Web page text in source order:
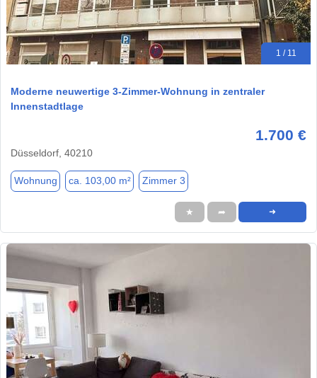
1 / 11
Moderne neuwertige 3-Zimmer-Wohnung in zentraler
Innenstadtlage
1.700 €
Düsseldorf, 40210
Wohnung ca. 103,00 m² Zimmer 3
★ ➦ ➜